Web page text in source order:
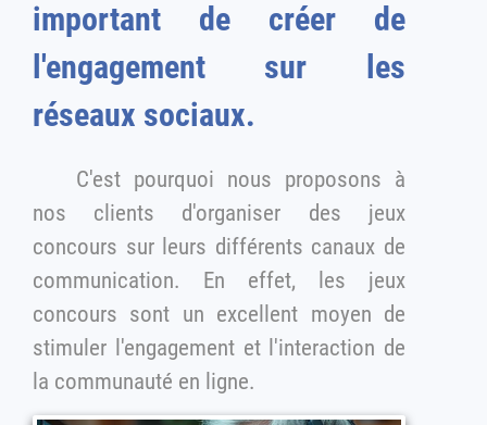
important de créer de
l'engagement sur les
réseaux sociaux.
C'est pourquoi nous proposons à
nos clients d'organiser des jeux
concours sur leurs différents canaux de
communication. En effet, les jeux
concours sont un excellent moyen de
stimuler l'engagement et l'interaction de
la communauté en ligne.